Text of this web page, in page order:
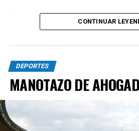
Foto Alan Sosa festeja su golazo
Arroyito. FotobairesCONTINUAR
DEPORTES
MANOTAZO DE